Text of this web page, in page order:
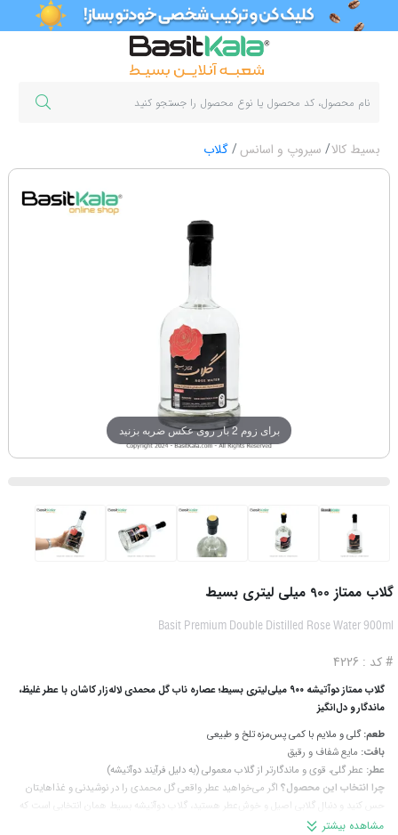
بسیط کالا سیروپ و اسانس گلاب
برای زوم 2 بار روی عکس ضربه بزنید
گلاب ممتاز 900 میلی لیتری بسیط
Basit Premium Double Distilled Rose Water 900ml
# کد : 4226
گلاب ممتاز دوآتیشه ۹۰۰ میلی‌لیتری بسیط؛ عصاره ناب گل محمدی لاله‌زار کاشان با عطر غلیظ،
ماندگار و دل‌انگیز
طعم:گلی و ملایم با کمی پس‌مزه تلخ و طبیعی
بافت: مایع شفاف و رقیق
عطر: عطر گلی، قوی و ماندگارتر از گلاب معمولی (به‌ دلیل فرآیند دوآتیشه)
چرا انتخاب این محصول؟ اگر می‌خواهید عطر واقعی گل محمدی را در نوشیدنی و غذاهایتان
حس کنید و دنبال گلابی اصیل و خوش‌عطر هستید، گلاب دوآتیشه بسیط همان انتخابی است که
با اولین استفاده، تفاوت آن با سایر محصولات مشابه را حس خواهید کرد.
مشاهده بیشتر